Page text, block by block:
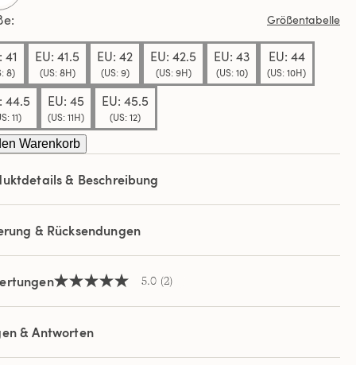
Größentabelle
41
8)
EU: 41.5
(US: 8H)
EU: 42
(US: 9)
EU: 42.5
(US: 9H)
EU: 43
(US: 10)
EU: 44
(US: 10H)
44.5
11)
EU: 45
(US: 11H)
EU: 45.5
(US: 12)
Warenkorb
& Beschreibung
& Rücksendungen
5.0
5
Sternen,
Durchschnittswert
5.0 (2)
& Antworten